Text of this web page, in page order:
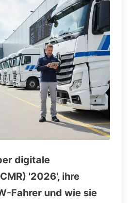
digitale
'2026', ihre
Fahrer und wie sie